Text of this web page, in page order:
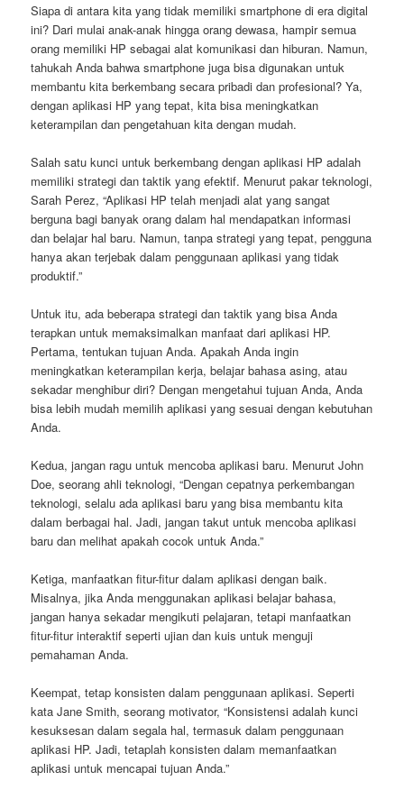
Siapa di antara kita yang tidak memiliki smartphone di era digital
ini? Dari mulai anak-anak hingga orang dewasa, hampir semua
orang memiliki HP sebagai alat komunikasi dan hiburan. Namun,
tahukah Anda bahwa smartphone juga bisa digunakan untuk
membantu kita berkembang secara pribadi dan profesional? Ya,
dengan aplikasi HP yang tepat, kita bisa meningkatkan
keterampilan dan pengetahuan kita dengan mudah.
Salah satu kunci untuk berkembang dengan aplikasi HP adalah
memiliki strategi dan taktik yang efektif. Menurut pakar teknologi,
Sarah Perez, “Aplikasi HP telah menjadi alat yang sangat
berguna bagi banyak orang dalam hal mendapatkan informasi
dan belajar hal baru. Namun, tanpa strategi yang tepat, pengguna
hanya akan terjebak dalam penggunaan aplikasi yang tidak
produktif.”
Untuk itu, ada beberapa strategi dan taktik yang bisa Anda
terapkan untuk memaksimalkan manfaat dari aplikasi HP.
Pertama, tentukan tujuan Anda. Apakah Anda ingin
meningkatkan keterampilan kerja, belajar bahasa asing, atau
sekadar menghibur diri? Dengan mengetahui tujuan Anda, Anda
bisa lebih mudah memilih aplikasi yang sesuai dengan kebutuhan
Anda.
Kedua, jangan ragu untuk mencoba aplikasi baru. Menurut John
Doe, seorang ahli teknologi, “Dengan cepatnya perkembangan
teknologi, selalu ada aplikasi baru yang bisa membantu kita
dalam berbagai hal. Jadi, jangan takut untuk mencoba aplikasi
baru dan melihat apakah cocok untuk Anda.”
Ketiga, manfaatkan fitur-fitur dalam aplikasi dengan baik.
Misalnya, jika Anda menggunakan aplikasi belajar bahasa,
jangan hanya sekadar mengikuti pelajaran, tetapi manfaatkan
fitur-fitur interaktif seperti ujian dan kuis untuk menguji
pemahaman Anda.
Keempat, tetap konsisten dalam penggunaan aplikasi. Seperti
kata Jane Smith, seorang motivator, “Konsistensi adalah kunci
kesuksesan dalam segala hal, termasuk dalam penggunaan
aplikasi HP. Jadi, tetaplah konsisten dalam memanfaatkan
aplikasi untuk mencapai tujuan Anda.”